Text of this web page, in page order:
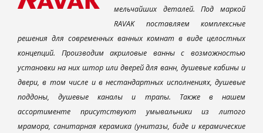
мельчайших деталей. Под маркой
RAVAK поставляем комплексные
решения для современных ванных комнат в виде целостных
концепций. Производим акриловые ванны с возможностью
установки на них штор или дверей для ванн, душевые кабины и
двери, в том числе и в нестандартных исполнениях, душевые
поддоны, душевые каналы и трапы. Также в нашем
ассортименте присутствуют умывальники из литого
мрамора, санитарная керамика (унитазы, биде и керамические